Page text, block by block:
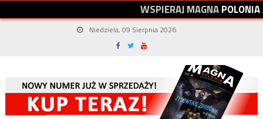
WSPIERAJMAGNAPOLONIA
Niedziela, 09 Sierpnia 2026